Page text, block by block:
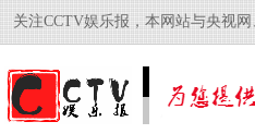
关注CCTV娱乐报，本网站与央视网